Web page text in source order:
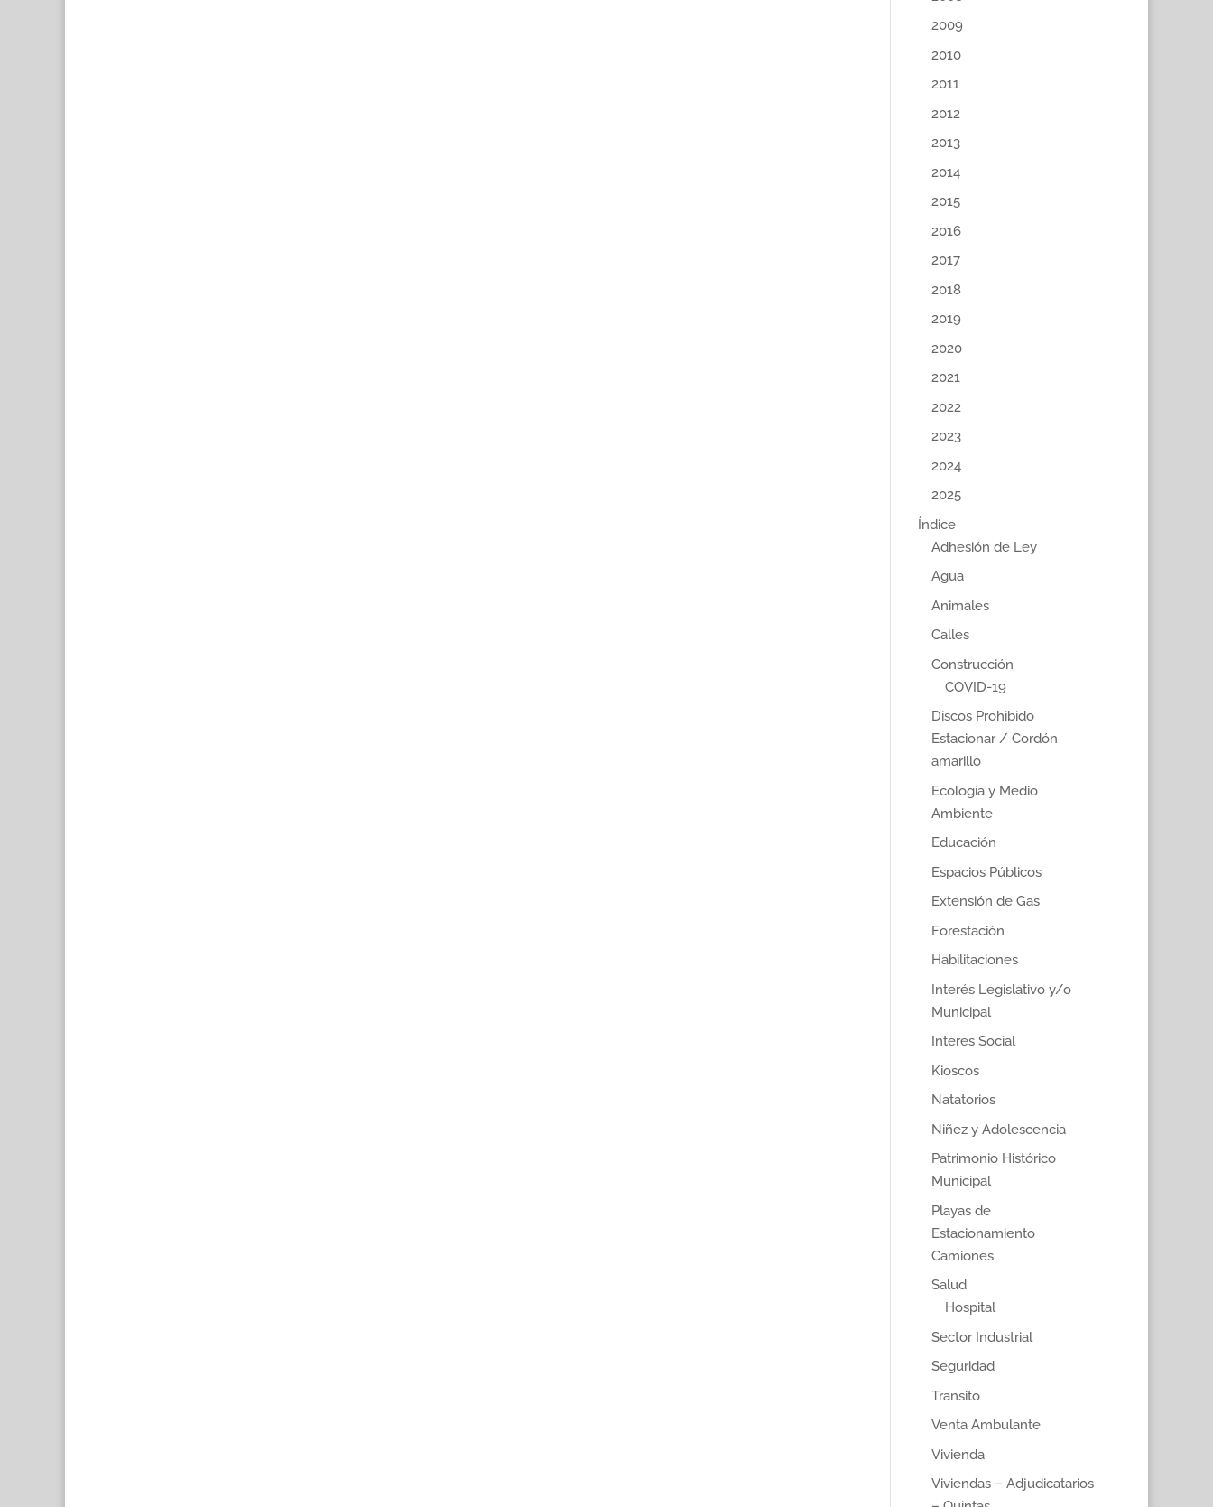
2009
2010
2011
2012
2013
2014
2015
2016
2017
2018
2019
2020
2021
2022
2023
2024
2025
Índice
Adhesión de Ley
Agua
Animales
Calles
Construcción
COVID-19
Discos Prohibido
Estacionar / Cordón
amarillo
Ecología y Medio
Ambiente
Educación
Espacios Públicos
Extensión de Gas
Forestación
Habilitaciones
Interés Legislativo y/o
Municipal
Interes Social
Kioscos
Natatorios
Niñez y Adolescencia
Patrimonio Histórico
Municipal
Playas de
Estacionamiento
Camiones
Salud
Hospital
Sector Industrial
Seguridad
Transito
Venta Ambulante
Vivienda
Viviendas – Adjudicatarios